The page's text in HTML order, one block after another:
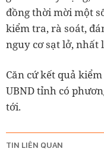
đồng thời mời một
kiểm tra, rà soát,
nguy cơ sạt lở, nhất
Căn cứ kết quả
UBND tỉnh có
tới.
TIN LIÊN QUAN